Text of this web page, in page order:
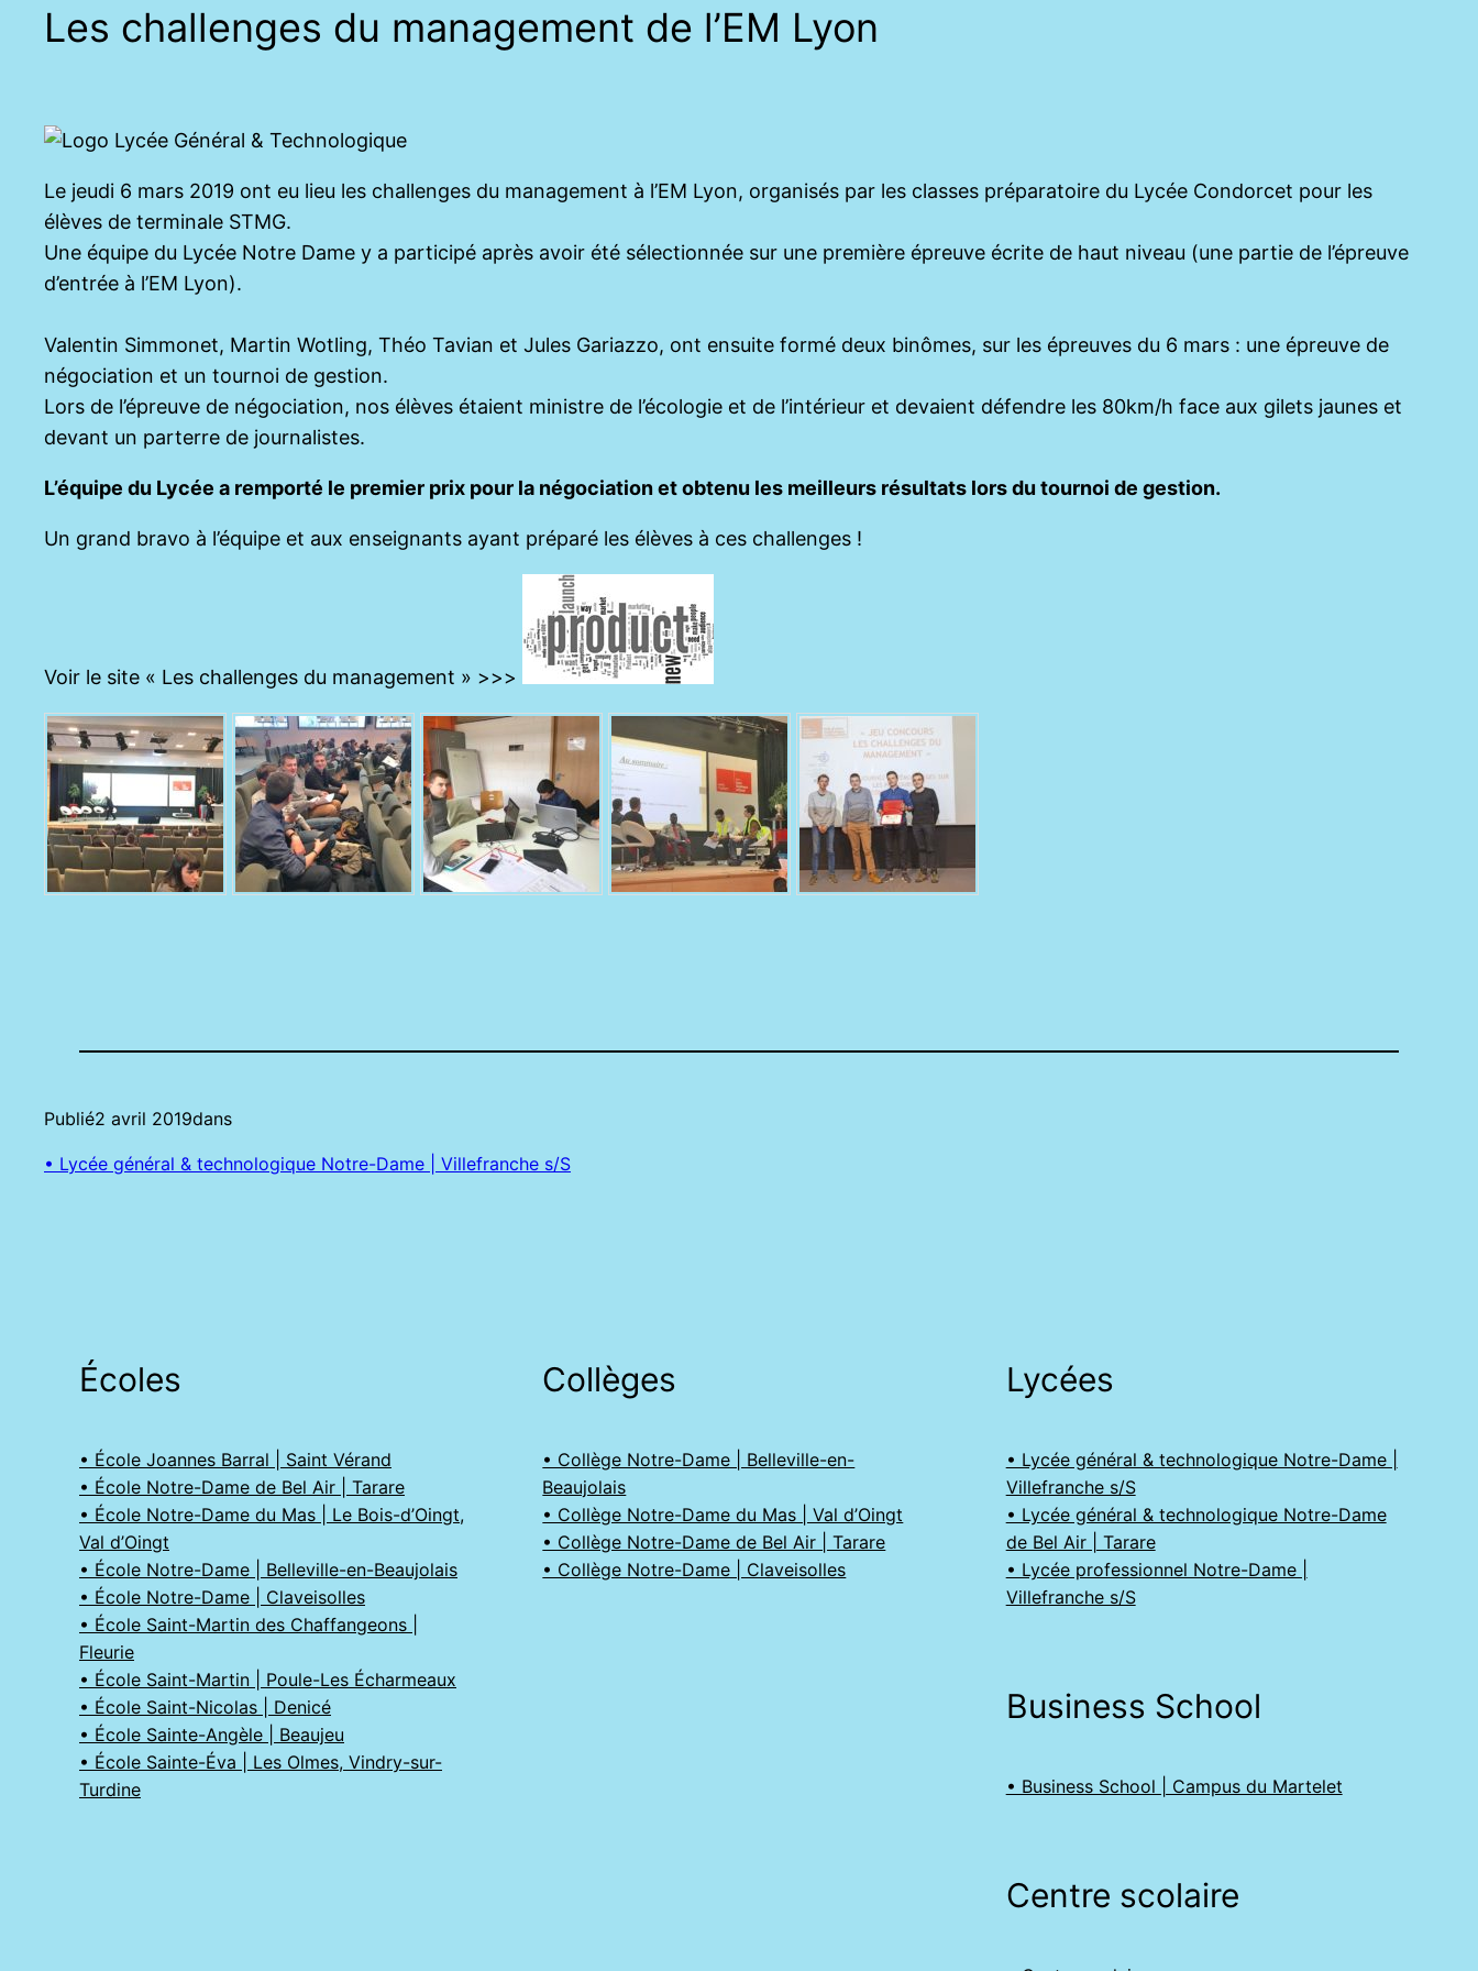
Les challenges du management de l’EM Lyon
Le jeudi 6 mars 2019 ont eu lieu les challenges du management à l’EM Lyon, organisés par les classes préparatoire du Lycée Condorcet pour les
élèves de terminale STMG.
Une équipe du Lycée Notre Dame y a participé après avoir été sélectionnée sur une première épreuve écrite de haut niveau (une partie de l’épreuve
d’entrée à l’EM Lyon).
Valentin Simmonet, Martin Wotling, Théo Tavian et Jules Gariazzo, ont ensuite formé deux binômes, sur les épreuves du 6 mars : une épreuve de
négociation et un tournoi de gestion.
Lors de l’épreuve de négociation, nos élèves étaient ministre de l’écologie et de l’intérieur et devaient défendre les 80km/h face aux gilets jaunes et
devant un parterre de journalistes.
L’équipe du Lycée a remporté le premier prix pour la négociation et obtenu les meilleurs résultats lors du tournoi de gestion.
Un grand bravo à l’équipe et aux enseignants ayant préparé les élèves à ces challenges !
Voir le site « Les challenges du management » >>>
Publié2 avril 2019dans
• Lycée général & technologique Notre-Dame | Villefranche s/S
Écoles
• École Joannes Barral | Saint Vérand
• École Notre-Dame de Bel Air | Tarare
• École Notre-Dame du Mas | Le Bois-d’Oingt,
Val d’Oingt
• École Notre-Dame | Belleville-en-Beaujolais
• École Notre-Dame | Claveisolles
• École Saint-Martin des Chaffangeons |
Fleurie
• École Saint-Martin | Poule-Les Écharmeaux
• École Saint-Nicolas | Denicé
• École Sainte-Angèle | Beaujeu
• École Sainte-Éva | Les Olmes, Vindry-sur-
Turdine
Collèges
• Collège Notre-Dame | Belleville-en-
Beaujolais
• Collège Notre-Dame du Mas | Val d’Oingt
• Collège Notre-Dame de Bel Air | Tarare
• Collège Notre-Dame | Claveisolles
Lycées
• Lycée général & technologique Notre-Dame |
Villefranche s/S
• Lycée général & technologique Notre-Dame
de Bel Air | Tarare
• Lycée professionnel Notre-Dame |
Villefranche s/S
Business School
• Business School | Campus du Martelet
Centre scolaire